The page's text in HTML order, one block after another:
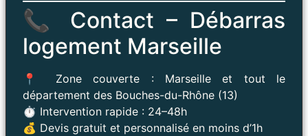
📞 Contact – Débarras
logement Marseille
📍 Zone couverte : Marseille et tout le
département des Bouches-du-Rhône (13)
⏱ Intervention rapide : 24–48h
💰 Devis gratuit et personnalisé en moins d’1h